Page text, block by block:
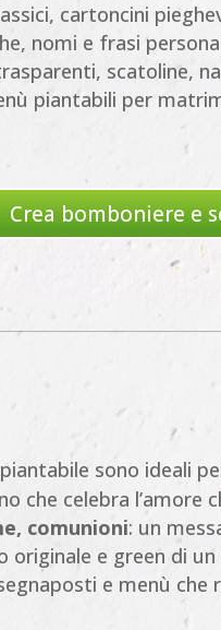
cartoncini
nomi e frasi
scatoline,
piantabili per
Crea bomboniere e
sono ideali
che celebra l’amore
comunioni: un
originale e green di
e menù che